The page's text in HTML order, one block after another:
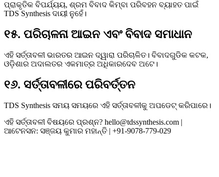
ପ୍ରାକୃତିକ ବିପର୍ଯ୍ୟୟ, ଶ୍ରମ ବିବାଦ କିମ୍ବା ପରିବହନ ବ୍ୟାହତ ପାଇଁ
TDS Synthesis ଦାୟୀ ନୁହେଁ।
୧୫. ପରିଚାଳନା ଆଇନ ଏବଂ ବିବାଦ ସମାଧାନ
ଏହି ସର୍ତ୍ତାବଳୀ ଭାରତର ଆଇନ ଦ୍ୱାରା ପରିଚାଳିତ। ବିବାଦଗୁଡିକ କଟକ,
ଓଡ଼ିଶାର ଅଦାଲତର ଏକମାତ୍ର ଅଧିକାରଦେବ ଅଟେ।
୧୬. ସର୍ତ୍ତାବଳୀରେ ପରିବର୍ତ୍ତନ
TDS Synthesis ସମୟ ସମୟରେ ଏହି ସର୍ତ୍ତାବଳୀକୁ ଅପଡେଟ୍ କରିପାରେ।
ଏହି ସର୍ତ୍ତାବଳୀ ବିଷୟରେ ପ୍ରଶ୍ନ? hello@tdssynthesis.com |
ଆଟେନସନ: ସଞ୍ଜୟ କୁମାର ମହାନ୍ତି | +91‑9078‑779‑029